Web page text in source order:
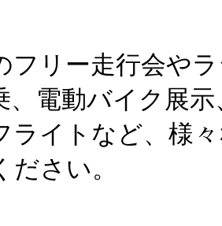
フリー走行会や
、電動バイク展
ライトなど、様
さい。